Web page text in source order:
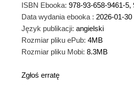
ISBN Ebooka: 978-93-658-9461-5,
Data wydania ebooka : 2026-01-30
Język publikacji: angielski
Rozmiar pliku ePub: 4MB
Rozmiar pliku Mobi: 8.3MB
Zgłoś erratę